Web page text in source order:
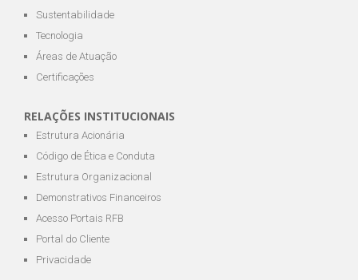
Sustentabilidade
Tecnologia
Áreas de Atuação
Certificações
RELAÇÕES INSTITUCIONAIS
Estrutura Acionária
Código de Ética e Conduta
Estrutura Organizacional
Demonstrativos Financeiros
Acesso Portais RFB
Portal do Cliente
Privacidade